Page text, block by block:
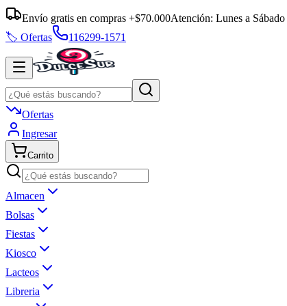
Envío gratis en compras +$70.000Atención: Lunes a Sábado
🏷️ Ofertas
116299-1571
Ofertas
Ingresar
Carrito
Almacen
Bolsas
Fiestas
Kiosco
Lacteos
Libreria